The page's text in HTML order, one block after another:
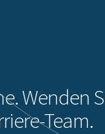
Wenden
Team.